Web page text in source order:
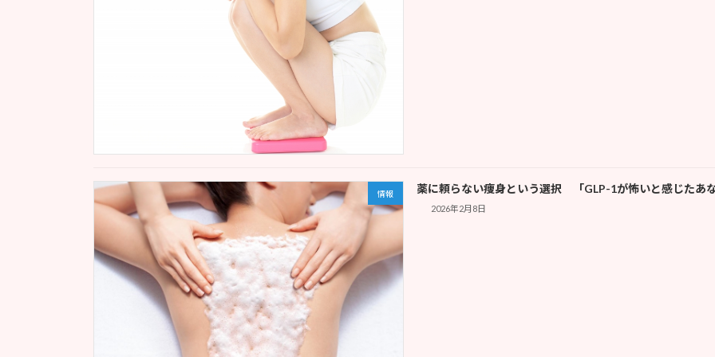
情報 薬に頼らない痩身という選択 「GLP-1が怖いと感じたあ
2026年2月8日